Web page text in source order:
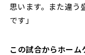
思います。また違う
です」
――この試合からホー